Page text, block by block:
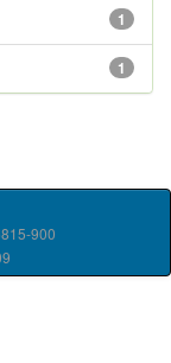
1
1
900